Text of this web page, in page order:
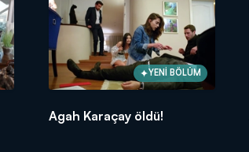
YENİ BÖLÜM
Agah Karaçay öldü!